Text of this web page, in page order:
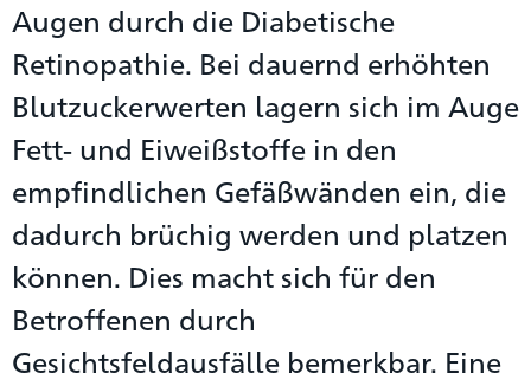
Augen durch die Diabetische
Retinopathie. Bei dauernd erhöhten
Blutzuckerwerten lagern sich im Auge
Fett- und Eiweißstoffe in den
empfindlichen Gefäßwänden ein, die
dadurch brüchig werden und platzen
können. Dies macht sich für den
Betroffenen durch
Gesichtsfeldausfälle bemerkbar. Eine